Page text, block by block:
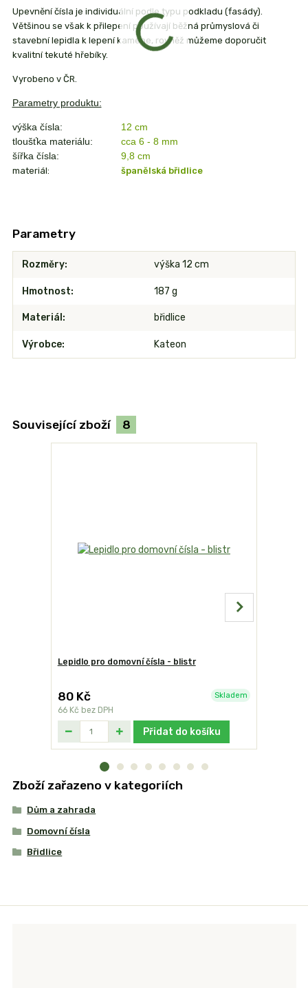
Upevnění čísla je individuální podle typu podkladu (fasády).
Většinou se však k přilepení používají běžná průmyslová či
stavební lepidla k lepení kamene, rovněž můžeme doporučit
kvalitní tekuté hřebíky.
Vyrobeno v ČR.
Parametry produktu:
výška čísla:
12 cm
tloušťka materiálu:
cca 6 - 8 mm
šířka čísla:
9,8 cm
materiál: španělská břidlice
Parametry
Rozměry výška 12 cm
Hmotnost 187 g
Materiál břidlice
Výrobce Kateon
Související zboží 8
Lepidlo pro domovní čísla - blistr
80 Kč
66 Kč bez DPH
Skladem
Přidat do košíku
Zboží zařazeno v kategoriích
Dům a zahrada
Domovní čísla
Břidlice